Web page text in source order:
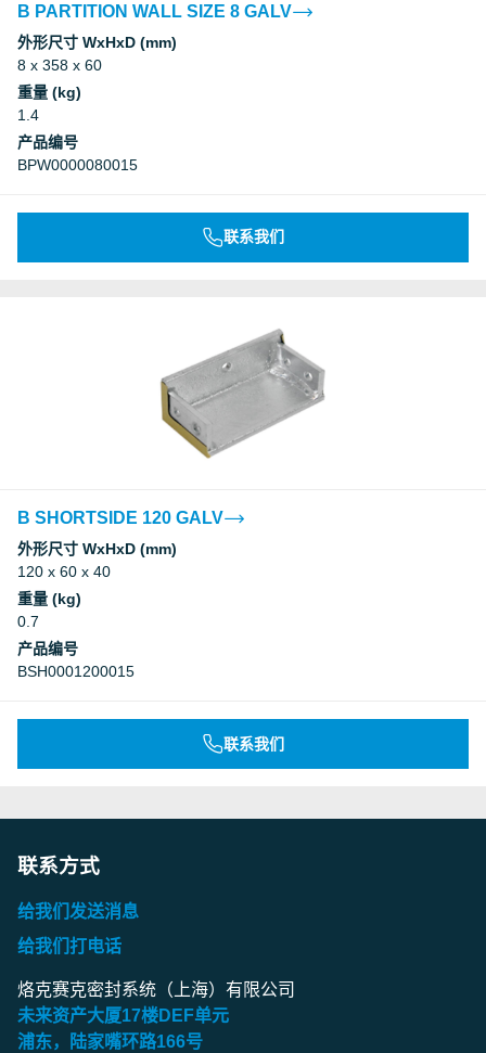
B PARTITION WALL SIZE 8 GALV
外形尺寸 WxHxD (mm)
8 x 358 x 60
重量 (kg)
1.4
产品编号
BPW0000080015
联系我们
B SHORTSIDE 120 GALV
外形尺寸 WxHxD (mm)
120 x 60 x 40
重量 (kg)
0.7
产品编号
BSH0001200015
联系我们
联系方式
给我们发送消息
给我们打电话
烙克赛克密封系统（上海）有限公司
未来资产大厦17楼DEF单元
浦东，陆家嘴环路166号